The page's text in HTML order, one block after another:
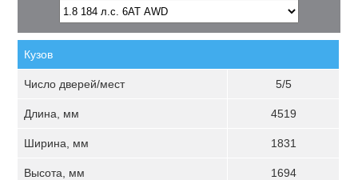
Кузов
Число дверей/мест 5/5
Длина, мм 4519
Ширина, мм 1831
Высота, мм 1694